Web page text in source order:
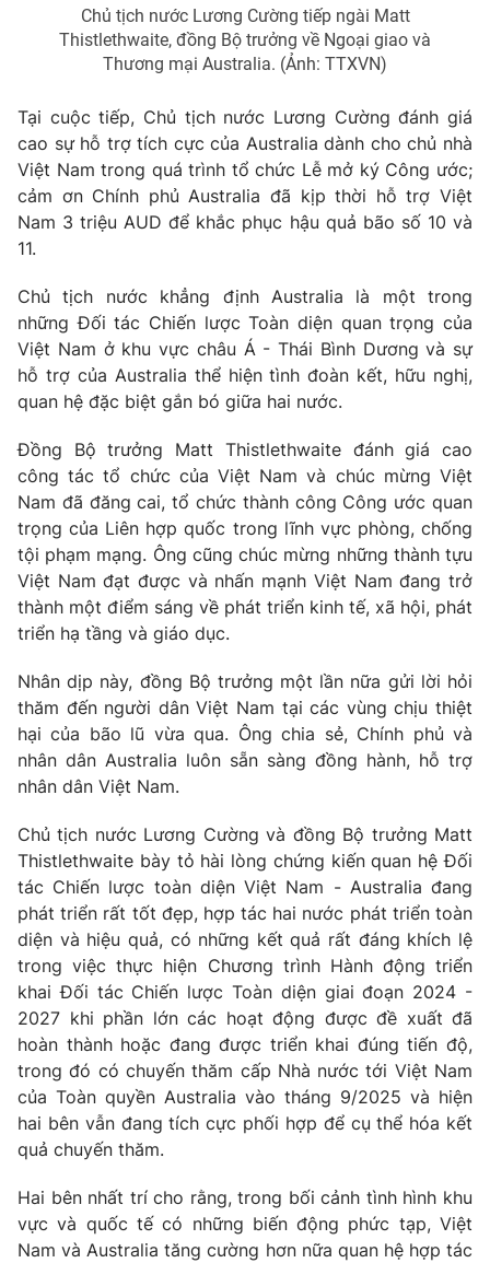
Chuyên mục khác
Emagazine Podcast
Photo Infographic
Video Shorts video
VTV Sức khoẻ Bất động sản
Thị trường 24h Tấm lòng Việt
VTV4 Vươn mình bằng AI
VTV9 VTV8
Liên hệ tòa soạn English
THỜI BÁO VTV
Theo dõi báo trên
Cơ quan chủ quản:
Đài Truyền hình Việt Nam
Cơ quan báo chí:Thời báo VTV
Giấy phép hoạt động báo in và báo điện tử số 483/GP-BTTTT
cấp ngày 29/12/2023
Tổng Biên tập: Vũ Thanh Thủy
Phó Tổng Biên tập:
Nguyễn Thị Mỹ Hạnh, Phạm Quốc Thắng,
Nguyễn Trọng Ninh
Tổng đài VTV:024.38 355 931 - 024.38 355 932
Ðiện thoại Thời báo VTV:024.66 897 897
Email: toasoan@vtv.vn
Liên hệ quảng cáo:
024-7300.7108
Chủ tịch nước Lương Cường tiếp ngài Matt
Thistlethwaite, đồng Bộ trưởng về Ngoại giao và
Thương mại Australia. (Ảnh: TTXVN)
Tại cuộc tiếp, Chủ tịch nước Lương Cường đánh giá
cao sự hỗ trợ tích cực của Australia dành cho chủ nhà
Việt Nam trong quá trình tổ chức Lễ mở ký Công ước;
cảm ơn Chính phủ Australia đã kịp thời hỗ trợ Việt
Nam 3 triệu AUD để khắc phục hậu quả bão số 10 và
11.
Chủ tịch nước khẳng định Australia là một trong
những Đối tác Chiến lược Toàn diện quan trọng của
Việt Nam ở khu vực châu Á - Thái Bình Dương và sự
hỗ trợ của Australia thể hiện tình đoàn kết, hữu nghị,
quan hệ đặc biệt gắn bó giữa hai nước.
Đồng Bộ trưởng Matt Thistlethwaite đánh giá cao
công tác tổ chức của Việt Nam và chúc mừng Việt
Nam đã đăng cai, tổ chức thành công Công ước quan
trọng của Liên hợp quốc trong lĩnh vực phòng, chống
tội phạm mạng. Ông cũng chúc mừng những thành tựu
Việt Nam đạt được và nhấn mạnh Việt Nam đang trở
thành một điểm sáng về phát triển kinh tế, xã hội, phát
triển hạ tầng và giáo dục.
Nhân dịp này, đồng Bộ trưởng một lần nữa gửi lời hỏi
thăm đến người dân Việt Nam tại các vùng chịu thiệt
hại của bão lũ vừa qua. Ông chia sẻ, Chính phủ và
nhân dân Australia luôn sẵn sàng đồng hành, hỗ trợ
nhân dân Việt Nam.
Chủ tịch nước Lương Cường và đồng Bộ trưởng Matt
Thistlethwaite bày tỏ hài lòng chứng kiến quan hệ Đối
tác Chiến lược toàn diện Việt Nam - Australia đang
phát triển rất tốt đẹp, hợp tác hai nước phát triển toàn
diện và hiệu quả, có những kết quả rất đáng khích lệ
trong việc thực hiện Chương trình Hành động triển
khai Đối tác Chiến lược Toàn diện giai đoạn 2024 -
2027 khi phần lớn các hoạt động được đề xuất đã
hoàn thành hoặc đang được triển khai đúng tiến độ,
trong đó có chuyến thăm cấp Nhà nước tới Việt Nam
của Toàn quyền Australia vào tháng 9/2025 và hiện
hai bên vẫn đang tích cực phối hợp để cụ thể hóa kết
quả chuyến thăm.
Hai bên nhất trí cho rằng, trong bối cảnh tình hình khu
vực và quốc tế có những biến động phức tạp, Việt
Nam và Australia tăng cường hơn nữa quan hệ hợp tác